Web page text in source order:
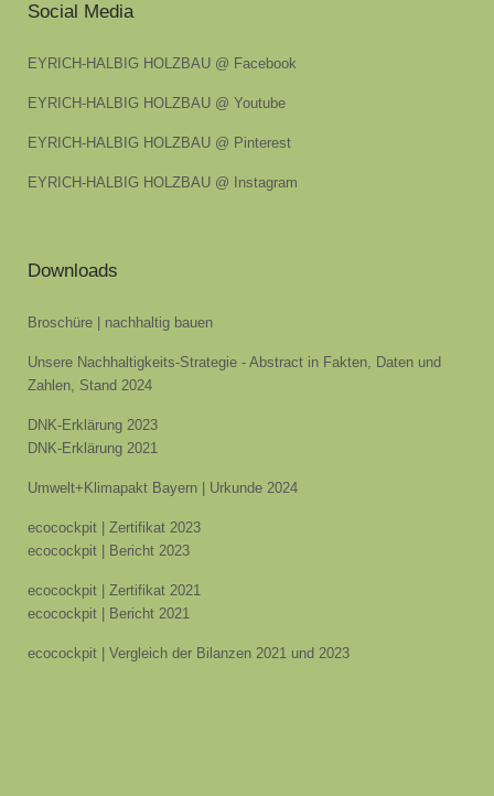
Social Media
EYRICH-HALBIG HOLZBAU @ Facebook
EYRICH-HALBIG HOLZBAU @ Youtube
EYRICH-HALBIG HOLZBAU @ Pinterest
EYRICH-HALBIG HOLZBAU @ Instagram
Downloads
Broschüre | nachhaltig bauen
Unsere Nachhaltigkeits-Strategie - Abstract in Fakten, Daten und
Zahlen, Stand 2024
DNK-Erklärung 2023
DNK-Erklärung 2021
Umwelt+Klimapakt Bayern | Urkunde 2024
ecocockpit | Zertifikat 2023
ecocockpit | Bericht 2023
ecocockpit | Zertifikat 2021
ecocockpit | Bericht 2021
ecocockpit | Vergleich der Bilanzen 2021 und 2023